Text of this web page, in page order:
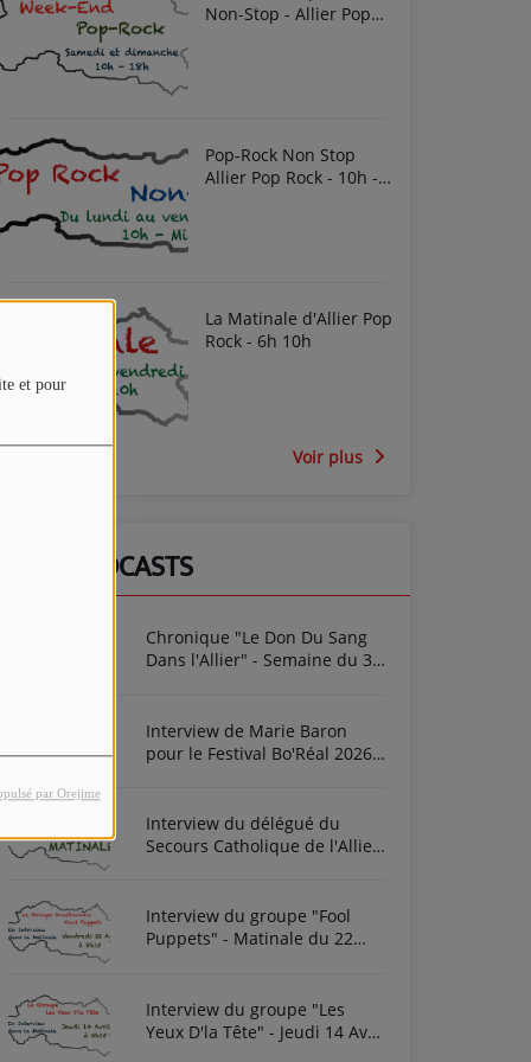
et pour
par Orejime
Non-Stop - Allier Pop
Pop-Rock Non Stop
Allier Pop Rock - 10h -
La Matinale d'Allier Pop
Rock - 6h 10h
Voir plus
NOS PODCASTS
Chronique "Le Don Du Sang
Dans l'Allier" - Semaine du 3
Interview de Marie Baron
pour le Festival Bo'Réal 2026
Interview du délégué du
Secours Catholique de l'Allier
Interview du groupe "Fool
Puppets" - Matinale du 22
Interview du groupe "Les
Yeux D'la Tête" - Jeudi 14 Avril